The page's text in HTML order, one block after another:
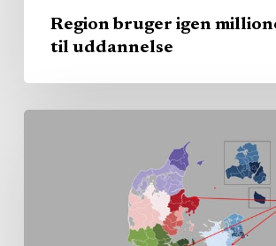
Region bruger igen
til uddannelse